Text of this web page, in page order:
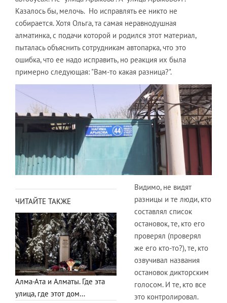
Казалось бы, мелочь. Но исправлять ее никто не
собирается. Хотя Ольга, та самая неравнодушная
алматинка, с подачи которой и родился этот материал,
пыталась объяснить сотрудникам автопарка, что это
ошибка, что ее надо исправить, но реакция их была
примерно следующая: "Вам-то какая разница?".
ЧИТАЙТЕ ТАКЖЕ
Алма-Ата и Алматы. Где эта
улица, где этот дом…
Видимо, не видят
разницы и те люди, кто
составлял список
остановок, те, кто его
проверял (проверял
же его кто-то?), те, кто
озвучивал названия
остановок дикторским
голосом. И те, кто все
это контролировал.